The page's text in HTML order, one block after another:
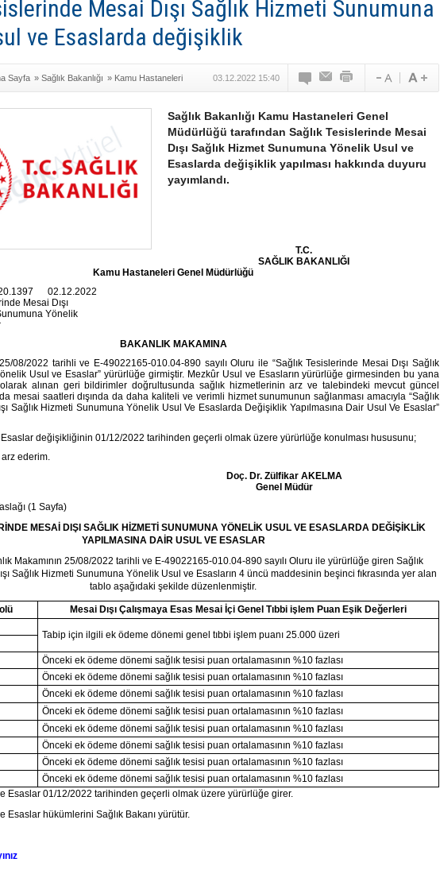
Mesai Dışı Sağlık Hizmeti Sunumuna
ve Esaslarda değişiklik
Sayfa » Sağlık Bakanlığı » Kamu Hastaneleri
Müdürlüğü
03.12.2022 15:40
Sağlık Bakanlığı Kamu Hastaneleri Genel
Müdürlüğü tarafından Sağlık Tesislerinde Mesai
Dışı Sağlık Hizmet Sunumuna Yönelik Usul ve
Esaslarda değişiklik yapılması hakkında duyuru
yayımlandı.
T.C.
SAĞLIK BAKANLIĞI
Kamu Hastaneleri Genel Müdürlüğü
02.12.2022
Mesai Dışı
Yönelik
BAKANLIK MAKAMINA
25/08/2022 tarihli ve E-49022165-010.04-890 sayılı Oluru ile “Sağlık Tesislerinde Mesai Dışı Sağlık
Usul ve Esaslar” yürürlüğe girmiştir. Mezkûr Usul ve Esasların yürürlüğe girmesinden bu yana
alınan geri bildirimler doğrultusunda sağlık hizmetlerinin arz ve talebindeki mevcut güncel
mesai saatleri dışında da daha kaliteli ve verimli hizmet sunumunun sağlanması amacıyla “Sağlık
Sağlık Hizmeti Sunumuna Yönelik Usul Ve Esaslarda Değişiklik Yapılmasına Dair Usul Ve Esaslar”
değişikliğinin 01/12/2022 tarihinden geçerli olmak üzere yürürlüğe konulması hususunu;
ederim.
Doç. Dr. Zülfikar AKELMA
Genel Müdür
(1 Sayfa)
MESAİ DIŞI SAĞLIK HİZMETİ SUNUMUNA YÖNELİK USUL VE ESASLARDA DEĞİŞİKLİK
YAPILMASINA DAİR USUL VE ESASLAR
Makamının 25/08/2022 tarihli ve E-49022165-010.04-890 sayılı Oluru ile yürürlüğe giren Sağlık
Sağlık Hizmeti Sunumuna Yönelik Usul ve Esasların 4 üncü maddesinin beşinci fıkrasında yer alan
tablo aşağıdaki şekilde düzenlenmiştir.
Mesai Dışı Çalışmaya Esas Mesai İçi Genel Tıbbi işlem Puan Eşik Değerleri
Tabip için ilgili ek ödeme dönemi genel tıbbi işlem puanı 25.000 üzeri
Önceki ek ödeme dönemi sağlık tesisi puan ortalamasının %10 fazlası
Önceki ek ödeme dönemi sağlık tesisi puan ortalamasının %10 fazlası
Önceki ek ödeme dönemi sağlık tesisi puan ortalamasının %10 fazlası
Önceki ek ödeme dönemi sağlık tesisi puan ortalamasının %10 fazlası
Önceki ek ödeme dönemi sağlık tesisi puan ortalamasının %10 fazlası
Önceki ek ödeme dönemi sağlık tesisi puan ortalamasının %10 fazlası
Önceki ek ödeme dönemi sağlık tesisi puan ortalamasının %10 fazlası
Önceki ek ödeme dönemi sağlık tesisi puan ortalamasının %10 fazlası
Esaslar 01/12/2022 tarihinden geçerli olmak üzere yürürlüğe girer.
Esaslar hükümlerini Sağlık Bakanı yürütür.